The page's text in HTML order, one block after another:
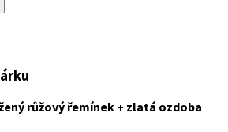
růžový řemínek + zlatá ozdoba